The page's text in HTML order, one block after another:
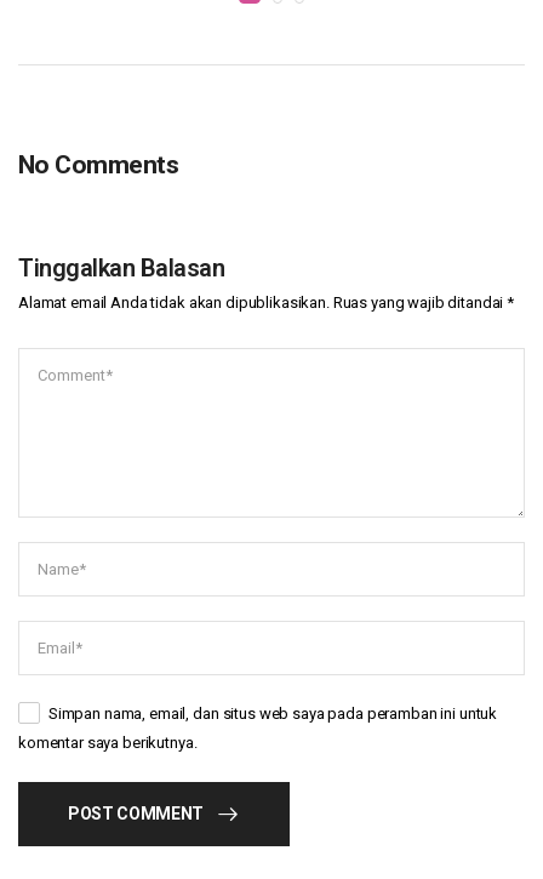
No Comments
Tinggalkan Balasan
Alamat email Anda tidak akan dipublikasikan. Ruas yang wajib ditandai*
Simpan nama, email, dan situs web saya pada peramban ini untuk
komentar saya berikutnya.
POST COMMENT